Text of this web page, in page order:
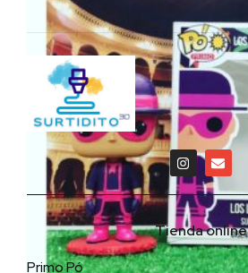
Tienda online
Primo Pó